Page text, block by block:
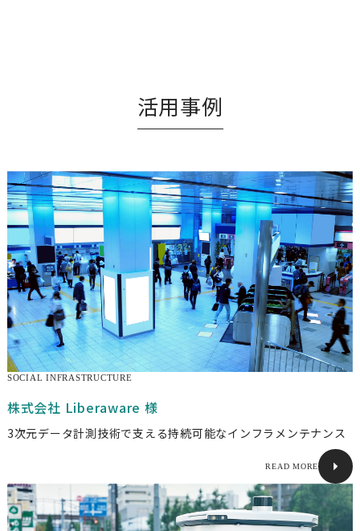
活用事例
SOCIAL INFRASTRUCTURE
株式会社 Liberaware 様
3次元データ計測技術で支える持続可能なインフラメンテナンス
READ MORE